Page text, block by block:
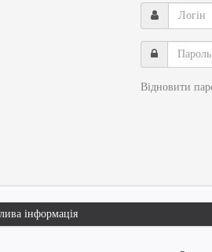
Логін
Пароль
Відновити
інформація